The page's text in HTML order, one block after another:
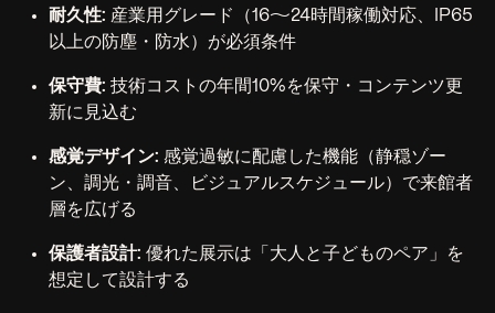
耐久性: 産業用グレード（16〜24時間稼働対応、IP65
以上の防塵・防水）が必須条件
保守費: 技術コストの年間10%を保守・コンテンツ更
新に見込む
感覚デザイン: 感覚過敏に配慮した機能（静穏ゾー
ン、調光・調音、ビジュアルスケジュール）で来館者
層を広げる
保護者設計: 優れた展示は「大人と子どものペア」を
想定して設計する